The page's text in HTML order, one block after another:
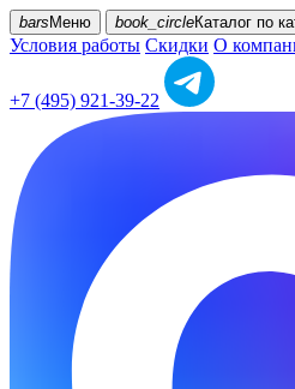
bars Меню book_circleКаталог по
Условия работы Скидки О
+7 (495) 921-39-22